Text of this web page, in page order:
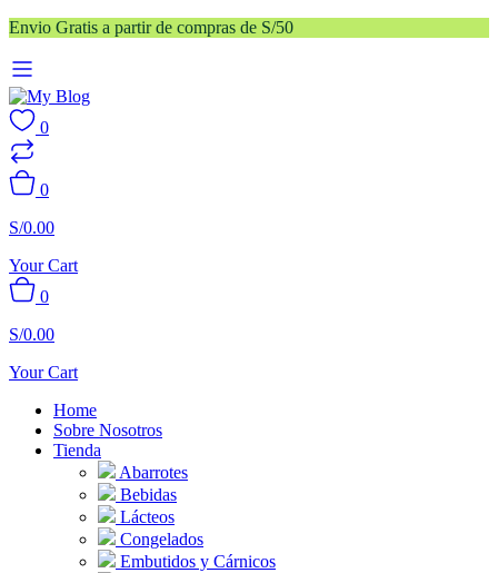
Envio Gratis a partir de compras de S/50
0
0
S/0.00
Your Cart
0
S/0.00
Your Cart
Home
Sobre Nosotros
Tienda
Abarrotes
Bebidas
Lácteos
Congelados
Embutidos y Cárnicos